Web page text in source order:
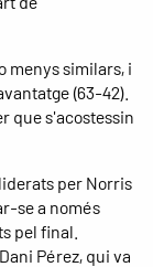
menys similars, i
(63-42).
que s'acostessin
per Norris
se a només
pel final.
Pérez, qui va